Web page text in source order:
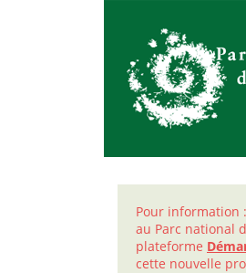
Pour information
au Parc national
plateforme
cette nouvelle